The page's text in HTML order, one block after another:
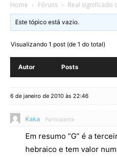
Home › Fóruns › Real significado
Este tópico está vazio.
Visualizando 1 post (de 1 do total)
Autor Posts
6 de janeiro de 2010 às 22:46
Kaka Participante
Em resumo “G” é a
hebraico e tem valor